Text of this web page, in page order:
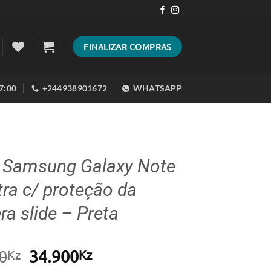
FINALIZAR COMPRAS
+244938901672 WHATSAPP
Galaxy Note
c/ proteção da
slide – Preta
Kz O
34.900KzO